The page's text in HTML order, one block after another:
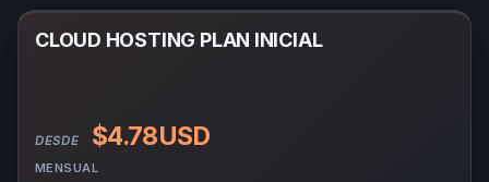
CLOUD HOSTING PLAN INICIAL
DESDE $4.78USD
MENSUAL